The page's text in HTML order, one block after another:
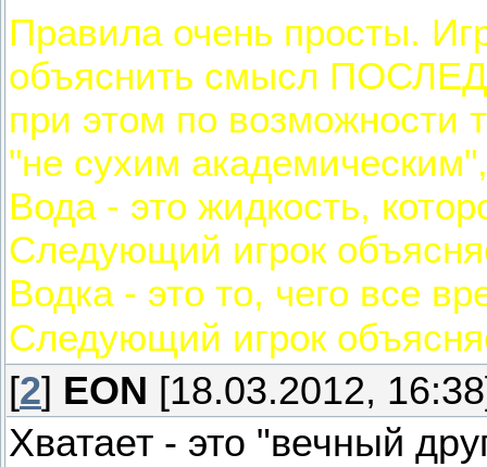
Правила очень просты.
объяснить смысл
при этом по возможности
"не сухим
Вода - это жидкость,
Следующий игрок
Водка - это то, чего все
Следующий игрок
[2] EON [18.03.2012,
Хватает - это "вечный